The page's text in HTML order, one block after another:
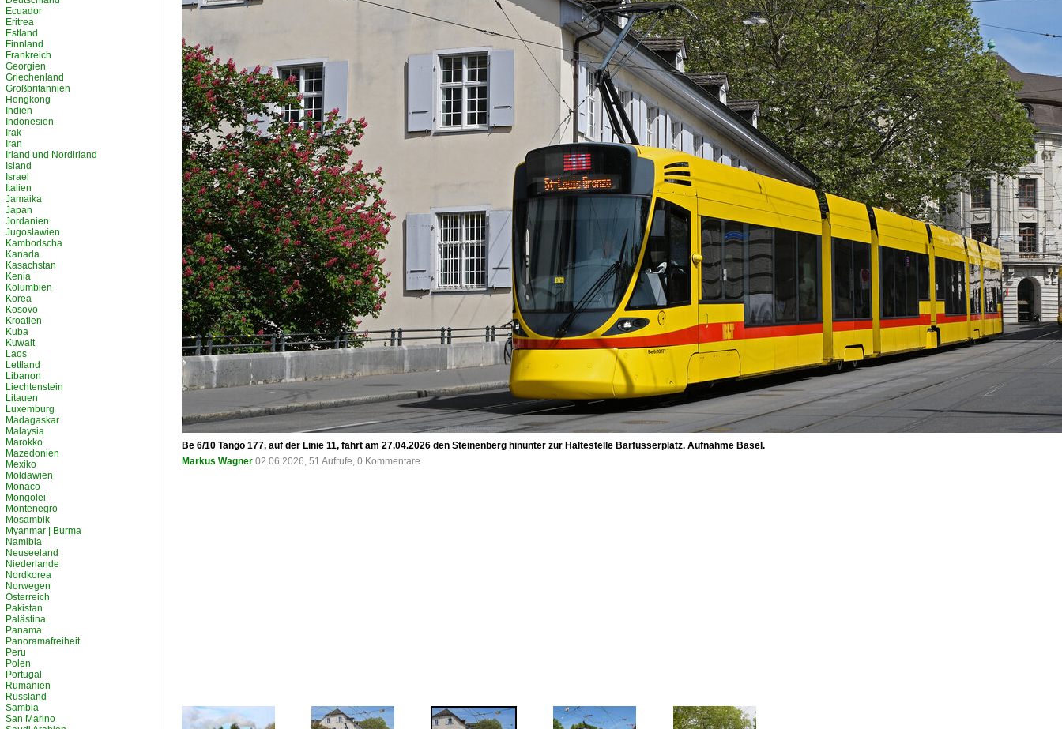
Be 6/10 Tango 177, auf der Linie 11, fährt am 27.04.2026 den Steinenberg hinunter zur Haltestelle Barfüsserplatz. Aufnahme Basel.
Markus Wagner 02.06.2026, 51 Aufrufe, 0 Kommentare
Ecuador
Eritrea
Estland
Finnland
Frankreich
Georgien
Griechenland
Großbritannien
Hongkong
Indien
Indonesien
Irak
Iran
Irland und Nordirland
Island
Israel
Italien
Jamaika
Japan
Jordanien
Jugoslawien
Kambodscha
Kanada
Kasachstan
Kenia
Kolumbien
Korea
Kosovo
Kroatien
Kuba
Kuwait
Laos
Lettland
Libanon
Liechtenstein
Litauen
Luxemburg
Madagaskar
Malaysia
Marokko
Mazedonien
Mexiko
Moldawien
Monaco
Mongolei
Montenegro
Mosambik
Myanmar | Burma
Namibia
Neuseeland
Niederlande
Nordkorea
Norwegen
Österreich
Pakistan
Palästina
Panama
Panoramafreiheit
Peru
Polen
Portugal
Rumänien
Russland
Sambia
San Marino